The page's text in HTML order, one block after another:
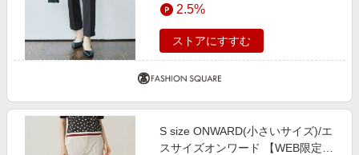
30 2.5%
ストアにすすむ
S size ONWARD(小さいサイズ)/エ
スサイズオンワード 【WEB限定カ